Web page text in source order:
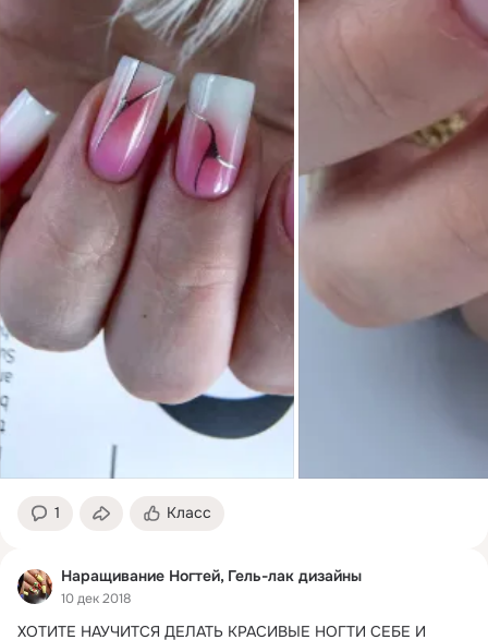
1 Класс
Наращивание Ногтей, Гель-лак дизайны
10 дек 2018
ХОТИТЕ НАУЧИТСЯ ДЕЛАТЬ КРАСИВЫЕ НОГТИ СЕБЕ И